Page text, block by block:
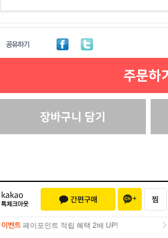
이벤트 페이포인트 적립 혜택 2배 UP!